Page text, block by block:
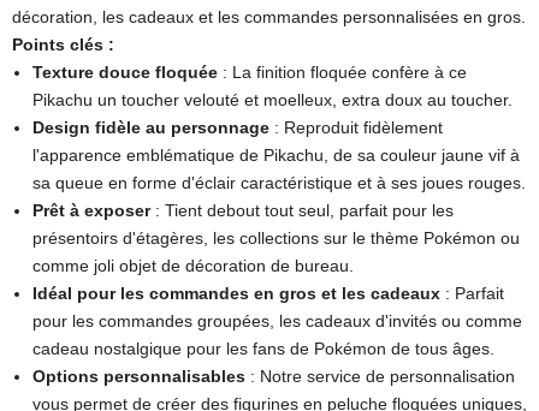
décoration, les cadeaux et les commandes personnalisées en gros.
Points clés :
Texture douce floquée: La finition floquée confère à ce
Pikachu un toucher velouté et moelleux, extra doux au toucher.
Design fidèle au personnage: Reproduit fidèlement
l'apparence emblématique de Pikachu, de sa couleur jaune vif à
sa queue en forme d'éclair caractéristique et à ses joues rouges.
Prêt à exposer: Tient debout tout seul, parfait pour les
présentoirs d'étagères, les collections sur le thème Pokémon ou
comme joli objet de décoration de bureau.
Idéal pour les commandes en gros et les cadeaux: Parfait
pour les commandes groupées, les cadeaux d'invités ou comme
cadeau nostalgique pour les fans de Pokémon de tous âges.
Options personnalisables: Notre service de personnalisation
vous permet de créer des figurines en peluche floquées uniques,